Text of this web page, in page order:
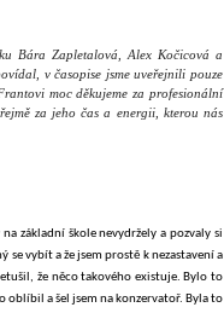
Bára Zapletalová, Alex Kočicová a
v časopise jsme uveřejnili pouze
moc děkujeme za profesionální
za jeho čas a energii, kterou nás
základní škole nevydržely a pozvaly si
se vybít a že jsem prostě k nezastavení a
že něco takového existuje. Bylo to
oblíbil a šel jsem na konzervatoř. Byla to